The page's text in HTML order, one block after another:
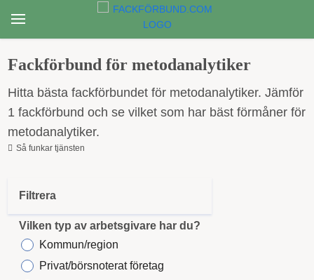
Fackförbund för metodanalytiker
Hitta bästa fackförbundet för metodanalytiker. Jämför
1 fackförbund och se vilket som har bäst förmåner för
metodanalytiker.
Så funkar tjänsten
Filtrera
Vilken typ av arbetsgivare har du?
Kommun/region
Privat/börsnoterat företag